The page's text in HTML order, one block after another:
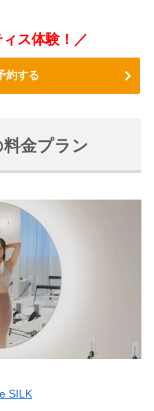
ス体験！／
約する
金プラン
SILK